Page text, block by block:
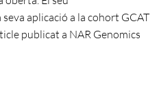
aplicació a la cohort GCAT
publicat a NAR Genomics